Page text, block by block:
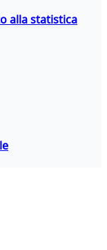
alla statistica